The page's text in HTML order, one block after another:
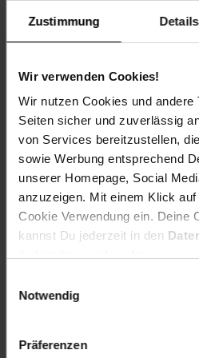
Zustimmung Details
Wir verwenden Cookies!
Wir nutzen Cookies und andere
Seiten sicher und zuverlässig
von Services bereitzustellen,
sowie Werbung entsprechend
unserer Homepage, Social
anzuzeigen. Mit einem Klick auf
Cookie Verwendung ein. Deine
kannst Du jederzeit in den
Notwendig
Präferenzen
Artikel gehört zur Kategorie:
Versandinformationen
Herstellerinformationen
Netto Reisen